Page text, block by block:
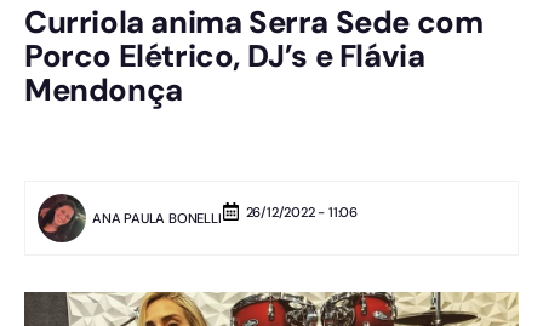
Curriola anima Serra Sede com
Porco Elétrico, DJ’s e Flávia
Mendonça
ANA PAULA BONELLI 26/12/2022 - 11:06